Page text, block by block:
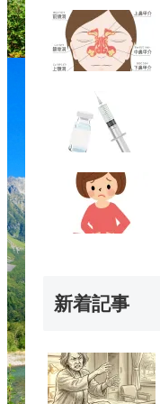
新着記事